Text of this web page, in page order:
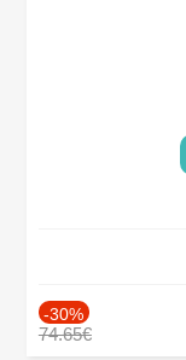
-30%
74.65€